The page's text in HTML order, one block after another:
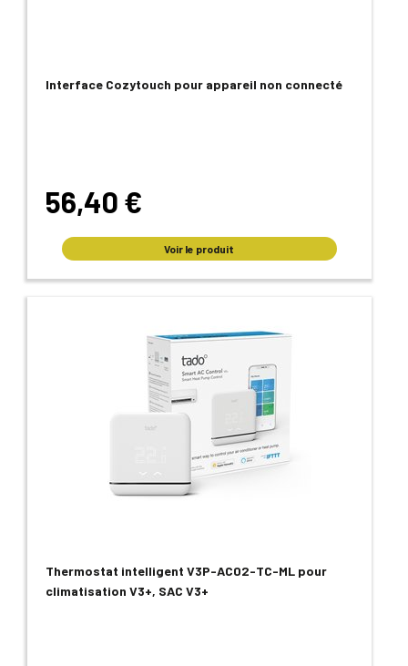
Interface Cozytouch pour appareil non connecté
56,40 €
Voir le produit
Thermostat intelligent V3P-AC02-TC-ML pour
climatisation V3+, SAC V3+